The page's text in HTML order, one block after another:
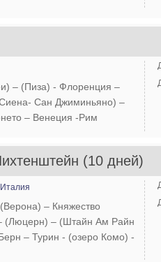
– (Пиза) - Флоренция –
Сан Джиминьяно) –
– Венеция -Рим
(10 дней)
Италия
– Княжество
(Люцерн) – (Штайн Ам Райн
– Турин - (озеро Комо) -